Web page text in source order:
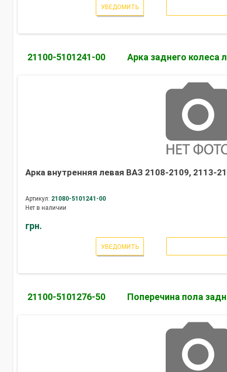
УВЕДОМИТЬ
21100-5101241-00 Арка заднего колеса
Арка внутренняя левая ВАЗ 2108-2109, 2113-
Артикул: 21080-5101241-00
Нет в наличии
грн.
УВЕДОМИТЬ
21100-5101276-50 Поперечина пола